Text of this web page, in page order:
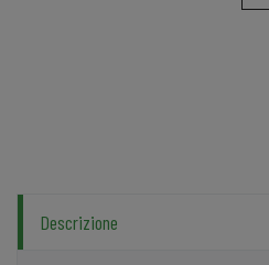
Descrizione